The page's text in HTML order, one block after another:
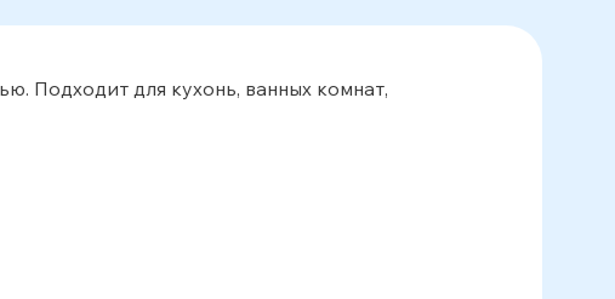
Подходит для кухонь, ванных комнат,